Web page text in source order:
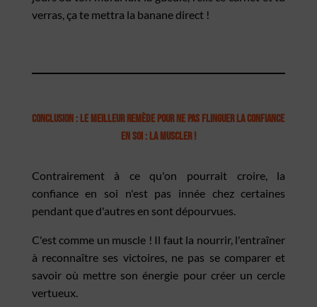
verras, ça te mettra la banane direct !
Conclusion : Le meilleur remède pour ne pas flinguer la confiance
en soi : La muscler !
Contrairement à ce qu'on pourrait croire, la
confiance en soi n'est pas innée chez certaines
pendant que d'autres en sont dépourvues.
C'est comme un muscle ! Il faut la nourrir, l'entraîner
à reconnaître ses victoires, ne pas se comparer et
savoir où mettre son énergie pour créer un cercle
vertueux.